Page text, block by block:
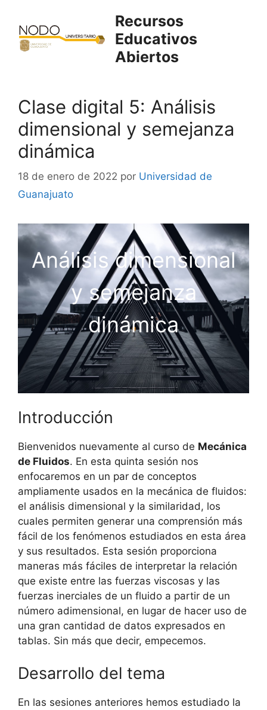
contenido
Recursos
Educativos
Abiertos
Clase digital 5: Análisis
dimensional y semejanza
dinámica
18 de enero de 2022 por Universidad de
Guanajuato
Análisis dimensional
y semejanza
dinámica
Introducción
Bienvenidos nuevamente al curso de Mecánica
de Fluidos. En esta quinta sesión nos
enfocaremos en un par de conceptos
ampliamente usados en la mecánica de fluidos:
el análisis dimensional y la similaridad, los
cuales permiten generar una comprensión más
fácil de los fenómenos estudiados en esta área
y sus resultados. Esta sesión proporciona
maneras más fáciles de interpretar la relación
que existe entre las fuerzas viscosas y las
fuerzas inerciales de un fluido a partir de un
número adimensional, en lugar de hacer uso de
una gran cantidad de datos expresados en
tablas. Sin más que decir, empecemos.
Desarrollo del tema
En las sesiones anteriores hemos estudiado la